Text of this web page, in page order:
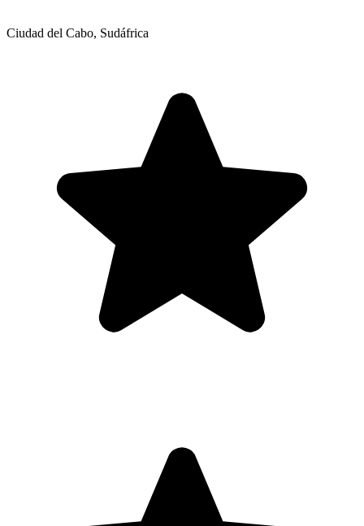
Ciudad del Cabo, Sudáfrica